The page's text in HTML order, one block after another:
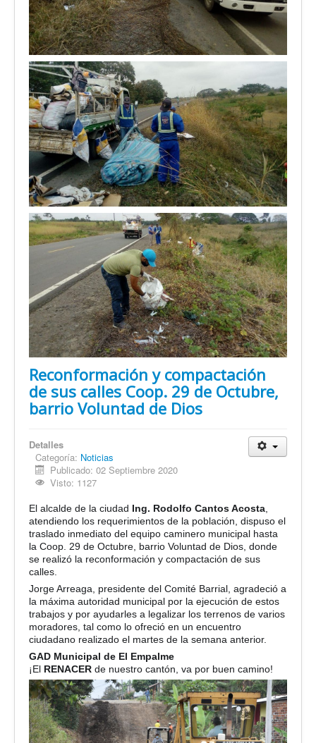
Reconformación y compactación
de sus calles Coop. 29 de Octubre,
barrio Voluntad de Dios
Detalles
Categoría: Noticias
Publicado: 02 Septiembre 2020
Visto: 1127
El alcalde de la ciudad Ing. Rodolfo Cantos Acosta,
atendiendo los requerimientos de la población, dispuso el
traslado inmediato del equipo caminero municipal hasta
la Coop. 29 de Octubre, barrio Voluntad de Dios, donde
se realizó la reconformación y compactación de sus
calles.
Jorge Arreaga, presidente del Comité Barrial, agradeció a
la máxima autoridad municipal por la ejecución de estos
trabajos y por ayudarles a legalizar los terrenos de varios
moradores, tal como lo ofreció en un encuentro
ciudadano realizado el martes de la semana anterior.
GAD Municipal de El Empalme
¡El RENACER de nuestro cantón, va por buen camino!